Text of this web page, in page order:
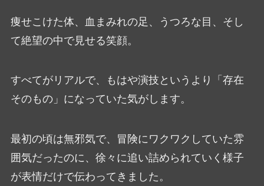
痩せこけた体、血まみれの足、うつろな目、そし
て絶望の中で見せる笑顔。
すべてがリアルで、もはや演技というより「存在
そのもの」になっていた気がします。
最初の頃は無邪気で、冒険にワクワクしていた雰
囲気だったのに、徐々に追い詰められていく様子
が表情だけで伝わってきました。